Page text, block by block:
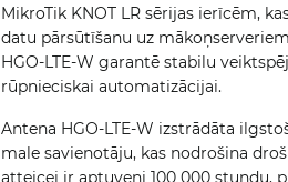
MikroTik KNOT LR sērijas ierīcēm,
datu pārsūtīšanu uz
HGO-LTE-W garantē stabilu
rūpnieciskai automatizācijai.
Antena HGO-LTE-W izstrādāta
male savienotāju, kas nodrošina
atteicei ir aptuveni 100 000 stundu,